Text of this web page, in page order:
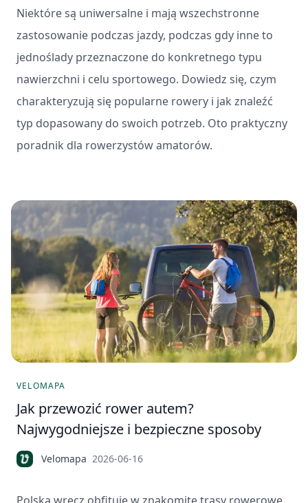
Niektóre są uniwersalne i mają wszechstronne
zastosowanie podczas jazdy, podczas gdy inne to
jednoślady przeznaczone do konkretnego typu
nawierzchni i celu sportowego. Dowiedz się, czym
charakteryzują się popularne rowery i jak znaleźć
typ dopasowany do swoich potrzeb. Oto praktyczny
poradnik dla rowerzystów amatorów.
VELOMAPA
Jak przewozić rower autem?
Najwygodniejsze i bezpieczne sposoby
Velomapa 2026-06-16